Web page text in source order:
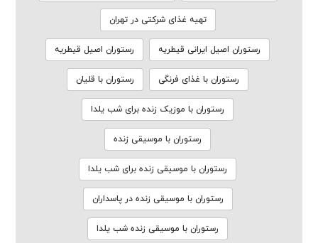
تهیه غذای شرکتی در تهران
رستوران اصیل ایرانی قیطریه رستوران اصیل قیطریه
رستوران با غذای فرنگی رستوران با قلیان
رستوران با موزیک زنده برای شب یلدا
رستوران با موسیقی زنده
رستوران با موسیقی زنده برای شب یلدا
رستوران با موسیقی زنده در پاسداران
رستوران با موسیقی زنده شب یلدا